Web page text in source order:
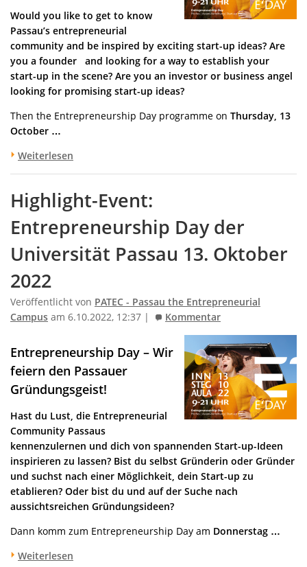
Would you like to get to know
Passau’s entrepreneurial
community and be inspired by exciting start-up ideas? Are
you a founder and looking for a way to establish your
start-up in the scene? Are you an investor or business angel
looking for promising start-up ideas?
Then the Entrepreneurship Day programme on Thursday, 13
October …
Weiterlesen
Highlight-Event:
Entrepreneurship Day der
Universität Passau 13. Oktober
2022
Veröffentlicht von PATEC - Passau the Entrepreneurial
Campus am 6.10.2022, 12:37 | Kommentar
Entrepreneurship Day – Wir
feiern den Passauer
Gründungsgeist!
Hast du Lust, die Entrepreneurial
Community Passaus
kennenzulernen und dich von spannenden Start-up-Ideen
inspirieren zu lassen? Bist du selbst Gründerin oder Gründer
und suchst nach einer Möglichkeit, dein Start-up zu
etablieren? Oder bist du und auf der Suche nach
aussichtsreichen Gründungsideen?
Dann komm zum Entrepreneurship Day am Donnerstag …
Weiterlesen